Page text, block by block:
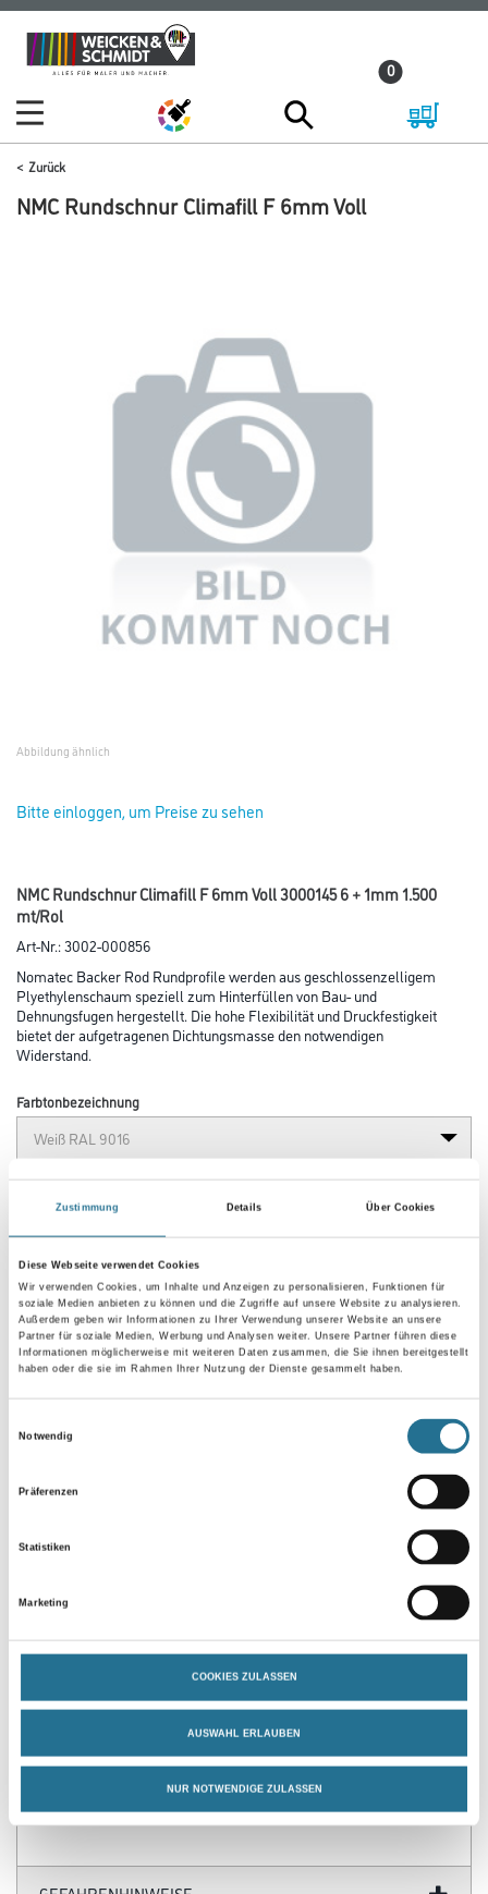
Zustimmung Details Über Cookies
Diese Webseite verwendet Cookies
Wir verwenden Cookies, um Inhalte und Anzeigen zu personalisieren, Funktionen für
soziale Medien anbieten zu können und die Zugriffe auf unsere Website zu analysieren.
Außerdem geben wir Informationen zu Ihrer Verwendung unserer Website an unsere
Partner für soziale Medien, Werbung und Analysen weiter. Unsere Partner führen diese
Informationen möglicherweise mit weiteren Daten zusammen, die Sie ihnen bereitgestellt
haben oder die sie im Rahmen Ihrer Nutzung der Dienste gesammelt haben.
Notwendig
Präferenzen
Statistiken
Marketing
COOKIES ZULASSEN
AUSWAHL ERLAUBEN
NUR NOTWENDIGE ZULASSEN
Zum
Inhalt
Zum
Navigationsmenü
0
Zurück
NMC Rundschnur Climafill F 6mm Voll
Abbildung ähnlich
Bitte einloggen, um Preise zu sehen
NMC Rundschnur Climafill F 6mm Voll 3000145 6 + 1mm 1.500
mt/Rol
Art-Nr.:3002-000856
Nomatec Backer Rod Rundprofile werden aus geschlossenzelligem
Plyethylenschaum speziell zum Hinterfüllen von Bau- und
Dehnungsfugen hergestellt. Die hohe Flexibilität und Druckfestigkeit
bietet der aufgetragenen Dichtungsmasse den notwendigen
Widerstand.
Farbtonbezeichnung
Länge in centimeter
Gebinde
PRODUKTEIGENSCHAFTEN
Produkteigenschaft
- Verringert die Fugentiefe und spart Dichtungsmittel, für Warm-
und Kaltfugendichtmittel geeignet